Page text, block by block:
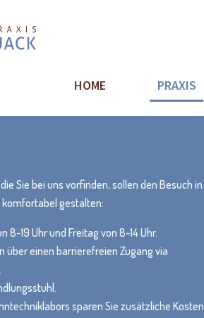
HOME PRAXIS
Sie bei uns vorfinden, sollen den Besuch in
gestalten:
8-19 Uhr und Freitag von 8-14 Uhr.
über einen barrierefreien Zugang via
sparen Sie zusätzliche Kosten